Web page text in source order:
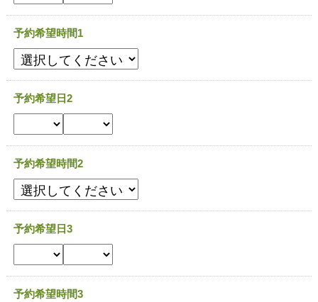
予約希望時間1
予約希望日2
予約希望時間2
予約希望日3
予約希望時間3